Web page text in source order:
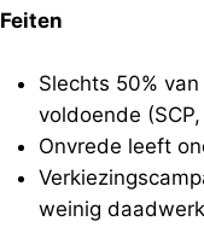
Feiten
Slechts 50%
voldoende
Onvrede leeft
weinig